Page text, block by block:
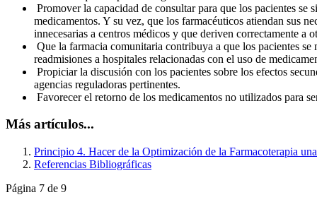
Promover la capacidad de consultar para que los pacientes
medicamentos. Y su vez, que los farmacéuticos atiendan sus
innecesarias a centros médicos y que deriven correctamente a
Que la farmacia comunitaria contribuya a que los pacientes
readmisiones a hospitales relacionadas con el uso de
Propiciar la discusión con los pacientes sobre los efectos
agencias reguladoras pertinentes.
Favorecer el retorno de los medicamentos no utilizados para
Más artículos...
Principio 4. Hacer de la Optimización de la Farmacoterapia
Referencias Bibliográficas
Página 7 de 9